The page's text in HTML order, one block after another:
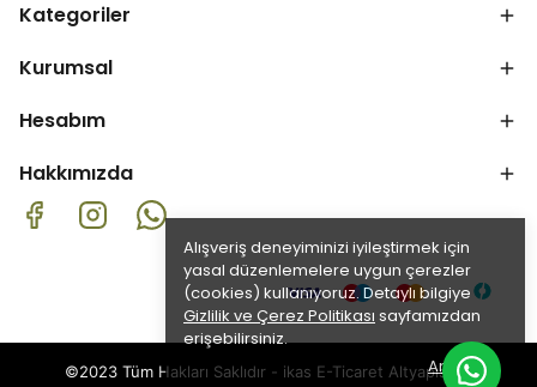
Alışveriş deneyiminizi iyileştirmek için
yasal düzenlemelere uygun çerezler
(cookies) kullanıyoruz. Detaylı bilgiye
Gizlilik ve Çerez Politikası sayfamızdan
erişebilirsiniz.
Anladım
Kategoriler
Kurumsal
Hesabım
Hakkımızda
©2023 Tüm Hakları Saklıdır - ikas E-Ticaret Altyapısı ile